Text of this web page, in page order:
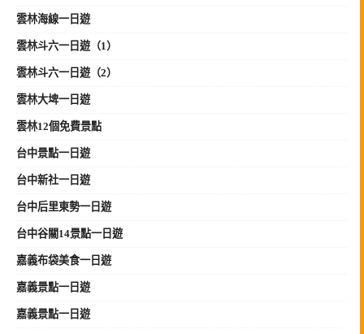
雲林海線一日遊
雲林斗六一日遊（1）
雲林斗六一日遊（2）
雲林大埤一日遊
雲林12個免費景點
台中景點一日遊
台中新社一日遊
台中后里東勢一日遊
台中谷關14景點一日遊
嘉義布袋美食一日遊
嘉義景點一日遊
嘉義景點一日遊